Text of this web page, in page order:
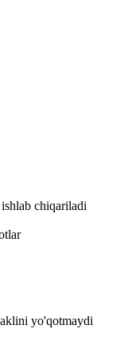
chiqariladi
yo'qotmaydi